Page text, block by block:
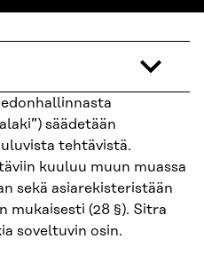
säädetään
tehtävistä.
kuuluu muun muassa
sekä asiarekisteristään
mukaisesti (28 §). Sitra
soveltuvin osin.